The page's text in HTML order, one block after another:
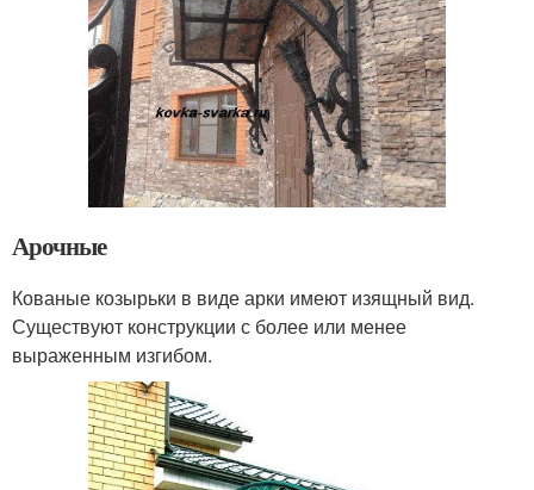
Арочные
Кованые козырьки в виде арки имеют изящный вид.
Существуют конструкции с более или менее
выраженным изгибом.